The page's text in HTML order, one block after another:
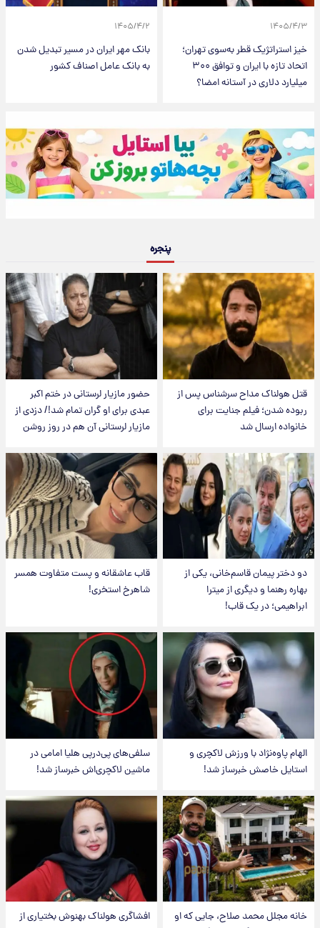
۱۴۰۵/۴/۳
خیز استراتژیک قطر به‌سوی تهران؛
اتحاد تازه با ایران و توافق ۳۰۰
میلیارد دلاری در آستانه امضا؟
۱۴۰۵/۴/۲
بانک مهر ایران در مسیر تبدیل شدن
به بانک عامل اصناف کشور
پنجره
قتل هولناک مداح سرشناس پس از
ربوده شدن؛ فیلم جنایت برای
خانواده ارسال شد
حضور مازیار لرستانی در ختم اکبر
عبدی برای او گران تمام شد!/ دزدی از
مازیار لرستانی آن هم در روز روشن
دو دختر پیمان قاسم‌خانی، یکی از
بهاره رهنما و دیگری از میترا
ابراهیمی؛ در یک قاب!
قاب عاشقانه و پست متفاوت همسر
شاهرخ استخری!
الهام پاوه‌نژاد با ورزش لاکچری و
استایل خاصش خبرساز شد!
سلفی‌های پی‌درپی هلیا امامی در
ماشین لاکچری‌اش خبرساز شد!
خانه مجلل محمد صلاح، جایی که او
افشاگری هولناک بهنوش بختیاری از